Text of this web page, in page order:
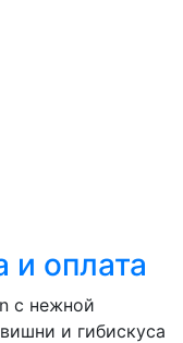
и оплата
с нежной
и гибискуса